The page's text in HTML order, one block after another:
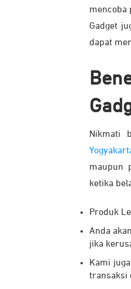
mencoba
Gadget
dapat
Nikmati
maupun
ketika
Produk
Anda
jika
Kami
transaksi